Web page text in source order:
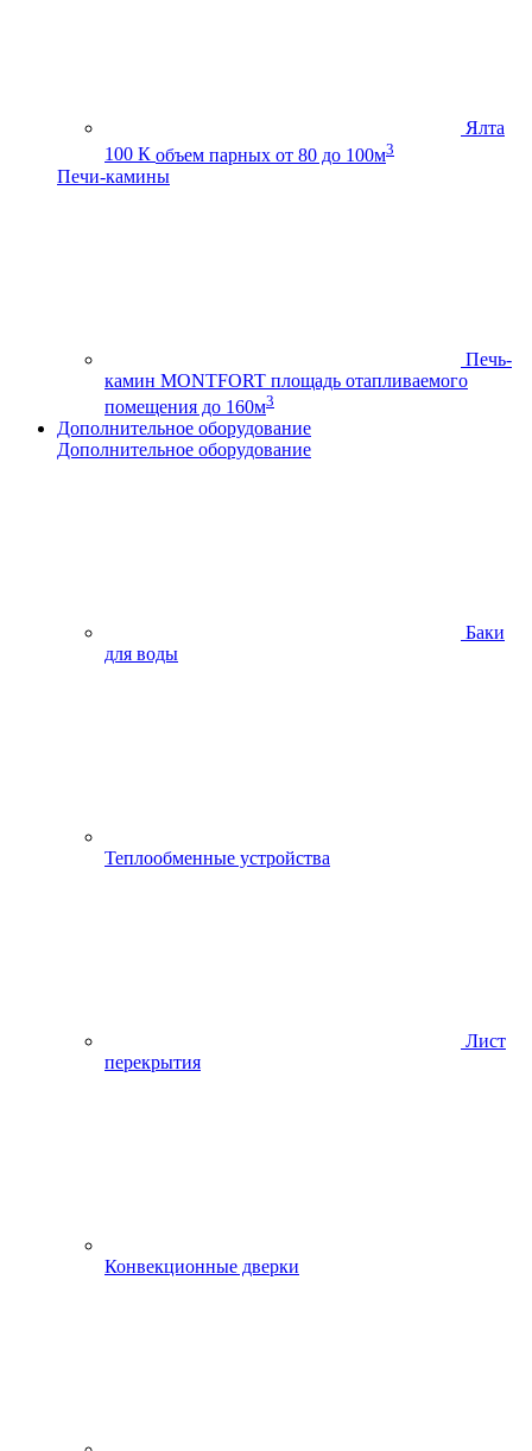
Ялта
100 К объем парных от 80 до 100м3
Печи-камины
Печь-
камин MONTFORT площадь отапливаемого
помещения до 160м3
Дополнительное оборудование
Дополнительное оборудование
Баки
для воды
Теплообменные устройства
Лист
перекрытия
Конвекционные дверки